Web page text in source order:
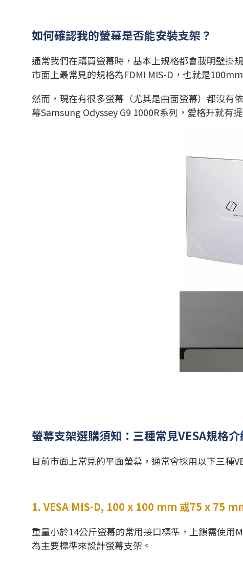
如何確認我的螢幕是否能安裝支架？
通常我們在購買螢幕時，基本上規格都會載明壁掛
市面上最常見的規格為FDMI MIS-D，也就是
然而，現在有很多螢幕（尤其是曲面螢幕）都沒有
幕Samsung Odyssey G9 1000R系列，愛格升就有
螢幕支架選購須知：三種常見VESA規格
目前市面上常見的平面螢幕，通常會採用以下三種
1. VESA MIS-D, 100 x 100 mm 或75 x 75
重量小於14公斤螢幕的常用接口標準，上鎖需使用
為主要標準來設計螢幕支架。